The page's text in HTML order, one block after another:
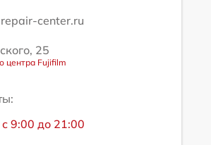
center.ru
25
центра Fujifilm
9:00 до 21:00